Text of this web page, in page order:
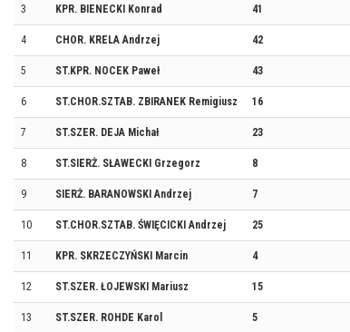
3 KPR. BIENECKI Konrad 41
4 CHOR. KRELA Andrzej 42
5 ST.KPR. NOCEK Paweł 43
6 ST.CHOR.SZTAB. ZBIRANEK Remigiusz 16
7 ST.SZER. DEJA Michał 23
8 ST.SIERŻ. SŁAWECKI Grzegorz 8
9 SIERŻ. BARANOWSKI Andrzej 7
10 ST.CHOR.SZTAB. ŚWIĘCICKI Andrzej 25
11 KPR. SKRZECZYŃSKI Marcin 4
12 ST.SZER. ŁOJEWSKI Mariusz 15
13 ST.SZER. ROHDE Karol 5